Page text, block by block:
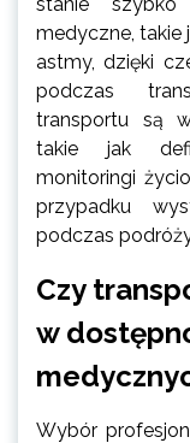
medyczne, takie
astmy, dzięki
podczas
transportu są
takie jak
monitoringi
przypadku
podczas
Czy
w
Wybór